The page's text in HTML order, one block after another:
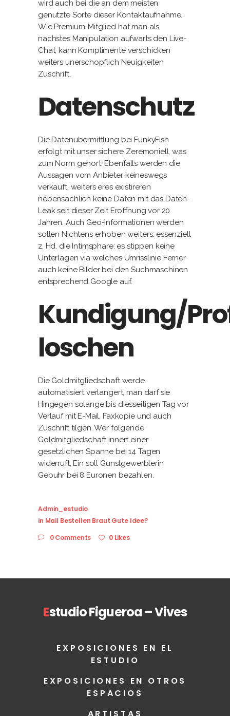
wird auch bei die an dem meisten
genutzte Sorte dieser Kontaktaufnahme.
Wie Premium-Mitglied hat man als
nachstes Manipulation aufwarts den Live-
Chat, kann Komplimente verschicken
weiters unerschopflich Neuigkeiten
Zuschrift.
Datenschutz
Die Datenubermittlung bei FunkyFish
erfolgt mit unser sichere Zeremoniell, was
zum Norm gehort. Ebenfalls werden die
Aussagen vom Anbieter keineswegs
verkauft, weiters eres existireren
nebensachlich keine Daten mit das Daten-
Leak seit dieser Zeit Eroffnung vor 20
Jahren. Auch Geo-Informationen werden
sollen Nichtens erhoben weiters: essenziell
z. Hd. die Intimsphare: es stippen keine
Unterlagen via welches Umrisslinie Ferner
auch keine Bilder bei den Suchmaschinen
entsprechend Google auf.
Kundigung/
loschen
Die Goldmitgliedschaft werde
automatisiert verlangert, man darf sie
Hingegen solange bis diesseitigen Tag vor
Verlauf mit E-Mail, Faxkopie und auch
Zuschrift tilgen. Wer folgende
Goldmitgliedschaft innert einer
gesetzlichen Spanne bei 14 Tagen
widerruft, Ein soll Gunstgewerblerin
Gebuhr bei 8 Euronen bezahlen.
Admin_estudio
in Mail Bestellen Braut Gute Idee?
0 Comments
0 Likes
Estudio Figueroa – Vives
EXPOSICIONES EN EL
ESTUDIO
EXPOSICIONES EN OTROS
ESPACIOS